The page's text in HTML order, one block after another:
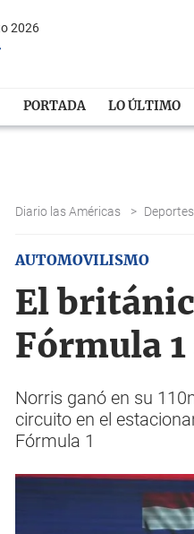
2026
PORTADA LO ÚLTIMO
Diario las Américas > Deportes
AUTOMOVILISMO
El
Fórmula
Norris ganó en su
circuito en el
Fórmula 1